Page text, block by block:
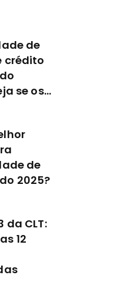
de
crédito
se os
de
2025?
da CLT:
12